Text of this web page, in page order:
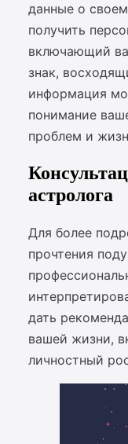
данные о
получить
включающий
знак,
информация
понимание
проблем и
астролога
Для более
прочтения
дать
вашей жизни,
личностный